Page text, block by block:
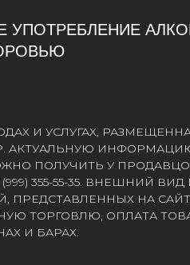
УПОТРЕБЛЕНИЕ
И УСЛУГАХ,
АКТУАЛЬНУЮ
ПОЛУЧИТЬ У
355-55-35. ВНЕШНИЙ
ПРЕДСТАВЛЕННЫХ НА
ТОРГОВЛЮ, ОПЛАТА
И БАРАХ.